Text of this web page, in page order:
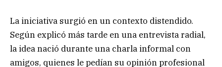
La iniciativa surgió en un contexto distendido.
Según explicó más tarde en una entrevista radial,
la idea nació durante una charla informal con
amigos, quienes le pedían su opinión profesional